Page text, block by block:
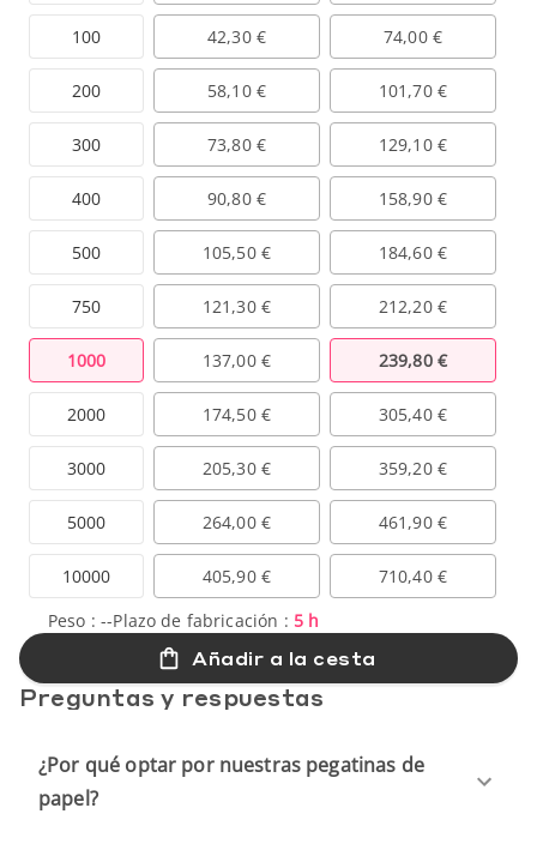
100
200
300
400
500
750
1000
2000
3000
5000
10000
42,30 € 74,00 €
58,10 € 101,70 €
73,80 € 129,10 €
90,80 € 158,90 €
105,50 € 184,60 €
121,30 € 212,20 €
137,00 € 239,80 €
174,50 € 305,40 €
205,30 € 359,20 €
264,00 € 461,90 €
405,90 €
710,40 €
Peso :--Plazo de fabricación : 5 h
Añadir a la cesta
Preguntas y respuestas
¿Por qué optar por nuestras pegatinas de
papel?